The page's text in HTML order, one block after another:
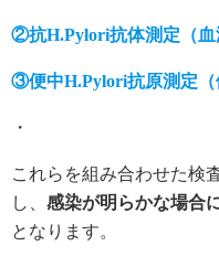
②抗H.Pylori抗体測定（血
③便中H.Pylori抗原測定（
・
これらを組み合わせた検
し、 感染が明らかな場合
となります。